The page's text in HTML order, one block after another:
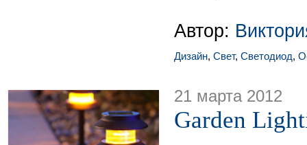
Автор:
Дизайн, Свет, Светодиод,
21 марта 2012
Garden